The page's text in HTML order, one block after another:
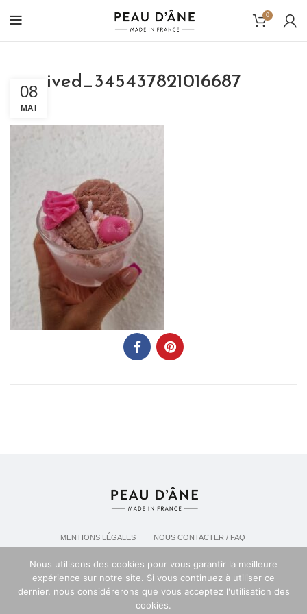
0
received_345437821016687
08
MAI
MENTIONS LÉGALES
NOUS CONTACTER / FAQ
POLITIQUE DE CONFIDENTIALITÉ
Nous utilisons des cookies pour vous garantir la meilleure
expérience sur notre site. Si vous continuez à utiliser ce
dernier, nous considérerons que vous acceptez l'utilisation des
cookies.